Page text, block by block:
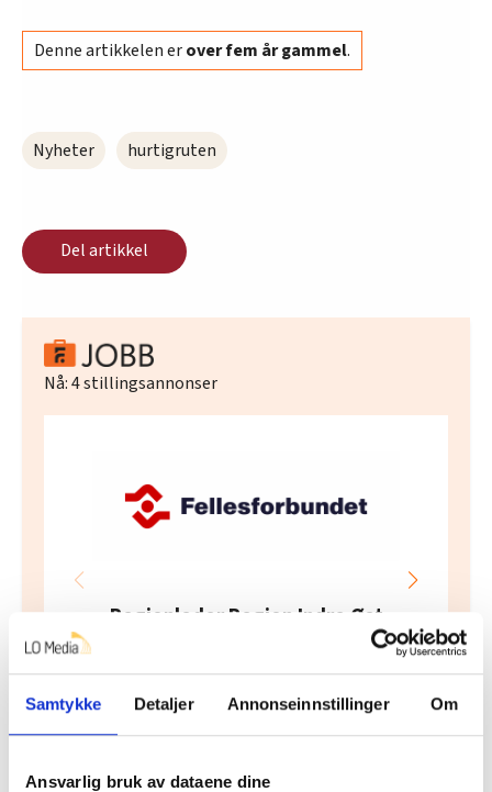
Samtykke Detaljer Annonseinnstillinger Om
Ansvarlig bruk av dataene dine
Denne artikkelen erover fem år gammel.
Nyheter hurtigruten
Del artikkel
Nå:4stillingsannonser
Regionleder Region Indre Øst
Moelv